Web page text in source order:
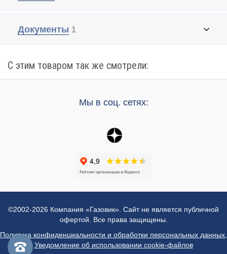
Документы 1
С этим товаром так же смотрели:
Мы в соц. сетях:
©2002-2026 Компания «Газовик». Сайт не является публичной
офертой. Все права защищены.
Политика конфиденциальности и обработки персональных данных
Уведомление об использовании cookie-файлов